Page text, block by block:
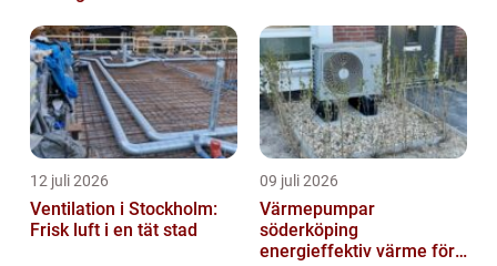
12 juli 2026
Ventilation i Stockholm:
Frisk luft i en tät stad
09 juli 2026
Värmepumpar
söderköping
energieffektiv värme för